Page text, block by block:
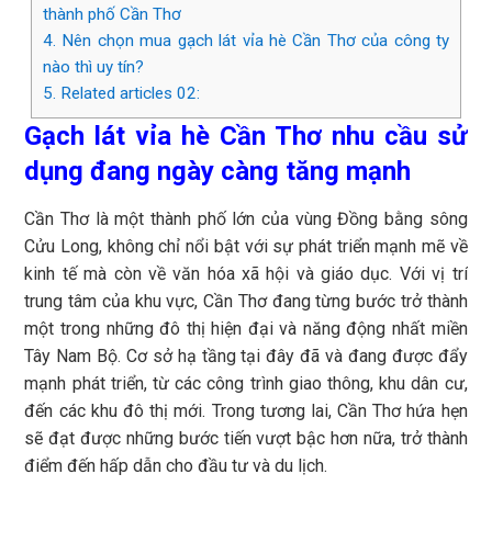
thành phố Cần Thơ
4. Nên chọn mua gạch lát vỉa hè Cần Thơ của công ty
nào thì uy tín?
5. Related articles 02:
Gạch lát vỉa hè Cần Thơ nhu cầu sử
dụng đang ngày càng tăng mạnh
Cần Thơ là một thành phố lớn của vùng Đồng bằng sông
Cửu Long, không chỉ nổi bật với sự phát triển mạnh mẽ về
kinh tế mà còn về văn hóa xã hội và giáo dục. Với vị trí
trung tâm của khu vực, Cần Thơ đang từng bước trở thành
một trong những đô thị hiện đại và năng động nhất miền
Tây Nam Bộ. Cơ sở hạ tầng tại đây đã và đang được đẩy
mạnh phát triển, từ các công trình giao thông, khu dân cư,
đến các khu đô thị mới. Trong tương lai, Cần Thơ hứa hẹn
sẽ đạt được những bước tiến vượt bậc hơn nữa, trở thành
điểm đến hấp dẫn cho đầu tư và du lịch.